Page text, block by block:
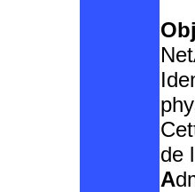
de
A